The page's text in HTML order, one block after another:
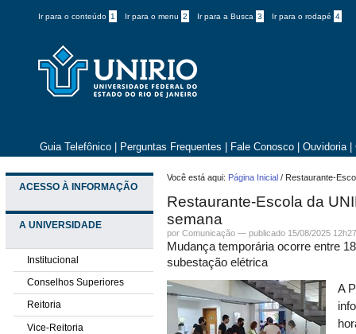
Ir para o conteúdo 1 Ir para o menu 2 Ir para a Busca 3 Ir para o rodapé 4
Guia Telefônico Perguntas Frequentes Fale Conosco Ouvidoria
ACESSO À INFORMAÇÃO
A UNIVERSIDADE
Institucional
Conselhos Superiores
Reitoria
Vice-Reitoria
Você está aqui: Página Inicial / Restaurante-
Restaurante-Escola da
semana
porComunicação —publicado 15/08/2025
Mudança temporária ocorre entre
subestação elétrica
A